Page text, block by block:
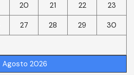
Agosto 2026
20 21 22 23
27 28 29 30